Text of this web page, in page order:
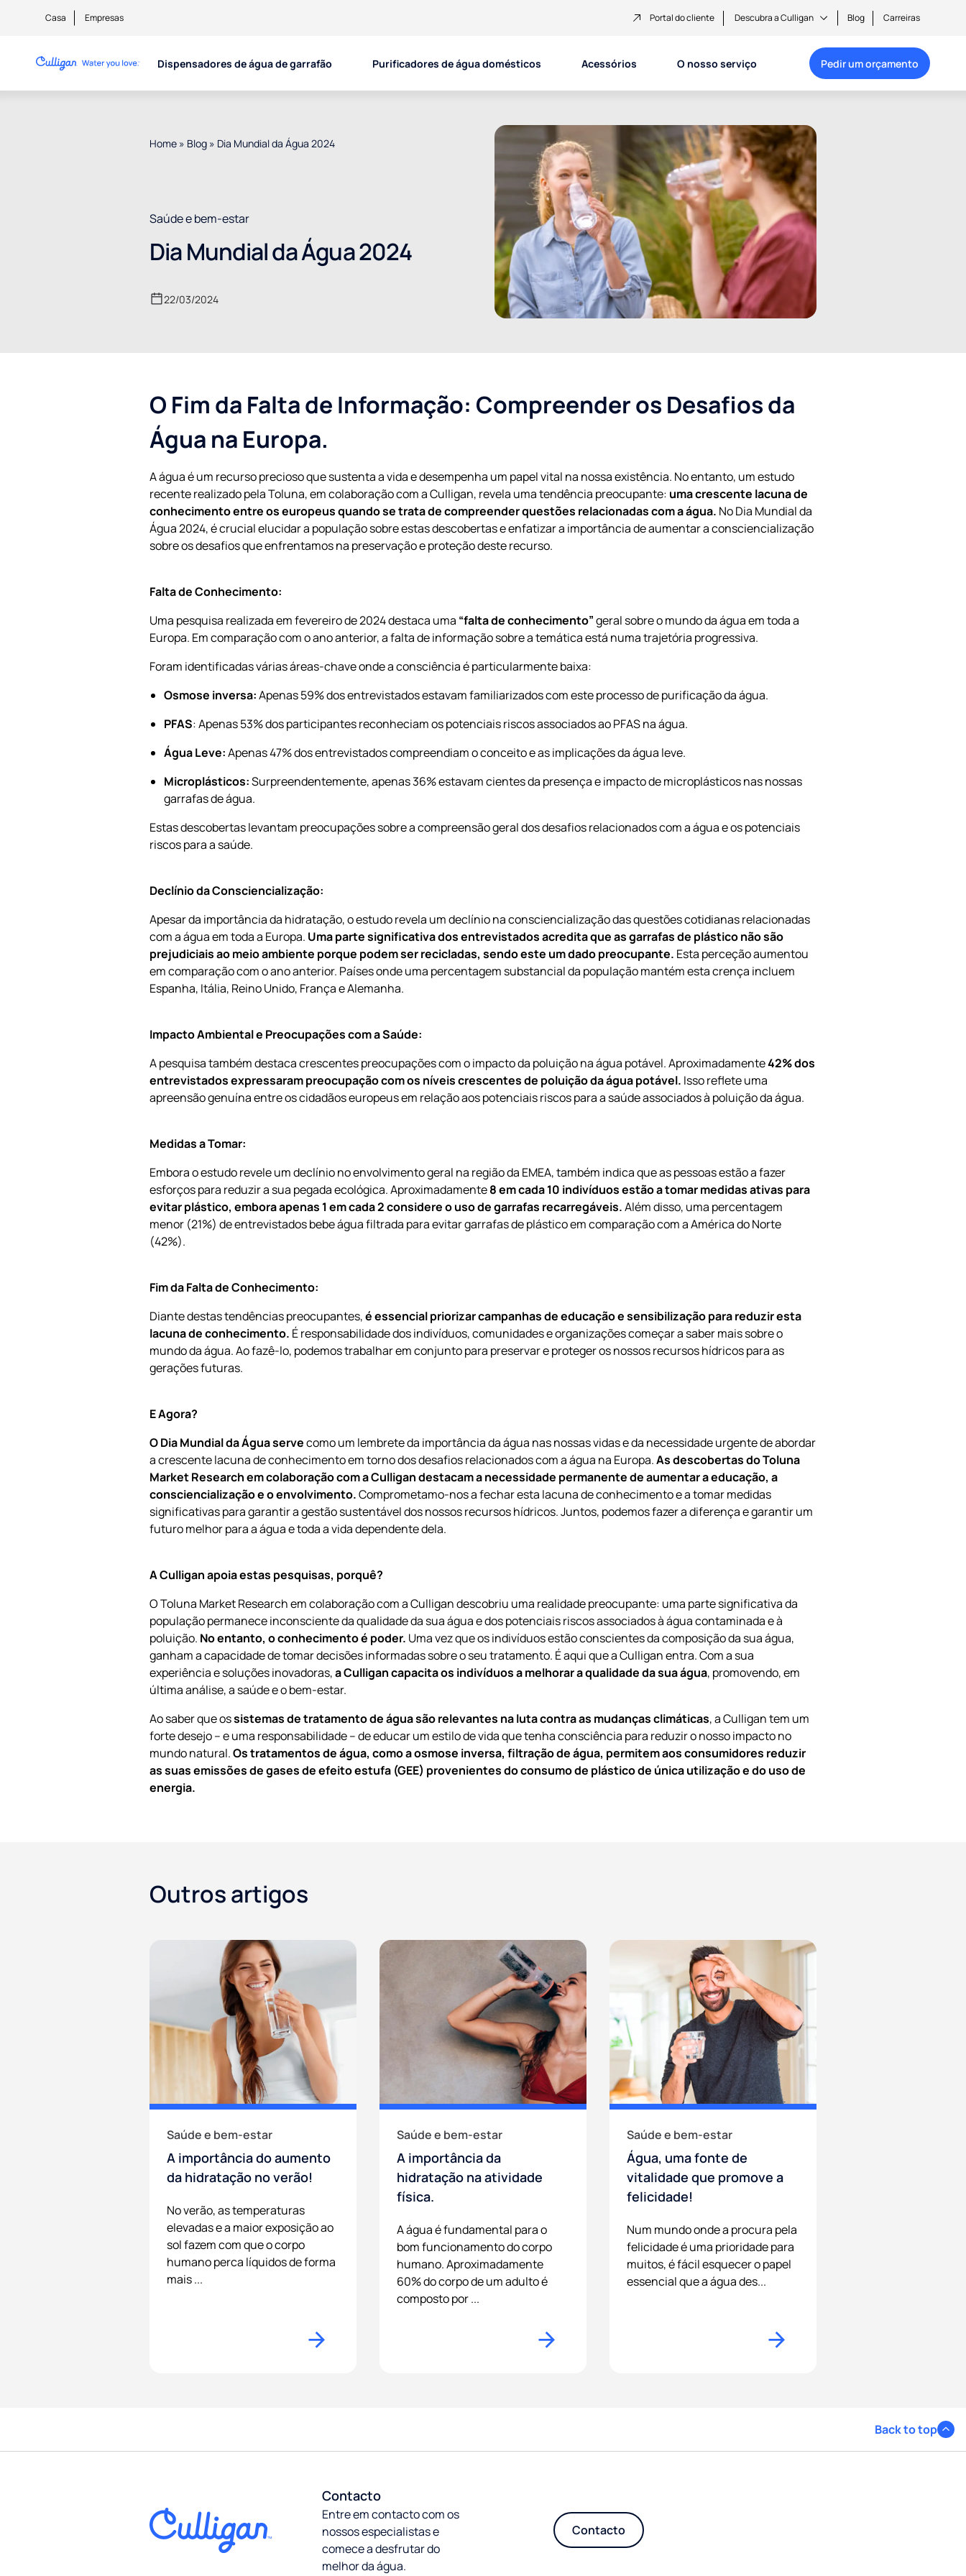
Casa Empresas Portal do cliente Descubra a Culligan Blog Carreiras
Dispensadores de água de garrafão Purificadores de água domésticos Acessórios O nosso serviço Pedir um orçamento
Home » Blog » Dia Mundial da Água 2024
Saúde e bem-estar
Dia Mundial da Água 2024
22/03/2024
O Fim da Falta de Informação: Compreender os Desafios da
Água na Europa.
A água é um recurso precioso que sustenta a vida e desempenha um papel vital na nossa existência. No entanto, um estudo
recente realizado pela Toluna, em colaboração com a Culligan, revela uma tendência preocupante: uma crescente lacuna de
conhecimento entre os europeus quando se trata de compreender questões relacionadas com a água. No Dia Mundial da
Água 2024, é crucial elucidar a população sobre estas descobertas e enfatizar a importância de aumentar a consciencialização
sobre os desafios que enfrentamos na preservação e proteção deste recurso.
Falta de Conhecimento:
Uma pesquisa realizada em fevereiro de 2024 destaca uma “falta de conhecimento”geral sobre o mundo da água em toda a
Europa. Em comparação com o ano anterior, a falta de informação sobre a temática está numa trajetória progressiva.
Foram identificadas várias áreas-chave onde a consciência é particularmente baixa:
Osmose inversa:Apenas 59% dos entrevistados estavam familiarizados com este processo de purificação da água.
PFAS: Apenas 53% dos participantes reconheciam os potenciais riscos associados ao PFAS na água.
Água Leve:Apenas 47% dos entrevistados compreendiam o conceito e as implicações da água leve.
Microplásticos:Surpreendentemente, apenas 36% estavam cientes da presença e impacto de microplásticos nas nossas
garrafas de água.
Estas descobertas levantam preocupações sobre a compreensão geral dos desafios relacionados com a água e os potenciais
riscos para a saúde.
Declínio da Consciencialização:
Apesar da importância da hidratação, o estudo revela um declínio na consciencialização das questões cotidianas relacionadas
com a água em toda a Europa. Uma parte significativa dos entrevistados acredita que as garrafas de plástico não são
prejudiciais ao meio ambiente porque podem ser recicladas, sendo este um dado preocupante. Esta perceção aumentou
em comparação com o ano anterior. Países onde uma percentagem substancial da população mantém esta crença incluem
Espanha, Itália, Reino Unido, França e Alemanha.
Impacto Ambiental e Preocupações com a Saúde:
A pesquisa também destaca crescentes preocupações com o impacto da poluição na água potável. Aproximadamente42% dos
entrevistados expressaram preocupação com os níveis crescentes de poluição da água potável. Isso reflete uma
apreensão genuína entre os cidadãos europeus em relação aos potenciais riscos para a saúde associados à poluição da água.
Medidas a Tomar:
Embora o estudo revele um declínio no envolvimento geral na região da EMEA, também indica que as pessoas estão a fazer
esforços para reduzir a sua pegada ecológica. Aproximadamente8 em cada 10 indivíduos estão a tomar medidas ativas para
evitar plástico, embora apenas 1 em cada 2 considere o uso de garrafas recarregáveis.Além disso, uma percentagem
menor (21%) de entrevistados bebe água filtrada para evitar garrafas de plástico em comparação com a América do Norte
(42%).
Fim da Falta de Conhecimento:
Diante destas tendências preocupantes,é essencial priorizar campanhas de educação e sensibilização para reduzir esta
lacuna de conhecimento. É responsabilidade dos indivíduos, comunidades e organizações começar a saber mais sobre o
mundo da água. Ao fazê-lo, podemos trabalhar em conjunto para preservar e proteger os nossos recursos hídricos para as
gerações futuras.
E Agora?
O Dia Mundial da Água servecomo um lembrete da importância da água nas nossas vidas e da necessidade urgente de abordar
a crescente lacuna de conhecimento em torno dos desafios relacionados com a água na Europa.As descobertas do Toluna
Market Research em colaboração com a Culligan destacam a necessidade permanente de aumentar a educação, a
consciencialização e o envolvimento.Comprometamo-nos a fechar esta lacuna de conhecimento e a tomar medidas
significativas para garantir a gestão sustentável dos nossos recursos hídricos. Juntos, podemos fazer a diferença e garantir um
futuro melhor para a água e toda a vida dependente dela.
A Culligan apoia estas pesquisas, porquê?
O Toluna Market Research em colaboração com a Culligan descobriu uma realidade preocupante: uma parte significativa da
população permanece inconsciente da qualidade da sua água e dos potenciais riscos associados à água contaminada e à
poluição. No entanto, o conhecimento é poder. Uma vez que os indivíduos estão conscientes da composição da sua água,
ganham a capacidade de tomar decisões informadas sobre o seu tratamento. É aqui que a Culligan entra. Com a sua
experiência e soluções inovadoras,a Culligan capacita os indivíduos a melhorar a qualidade da sua água, promovendo, em
última análise, a saúde e o bem-estar.
Ao saber que ossistemas de tratamento de água são relevantes na luta contra as mudanças climáticas, a Culligan tem um
forte desejo – e uma responsabilidade – de educar um estilo de vida que tenha consciência para reduzir o nosso impacto no
mundo natural.Os tratamentos de água, como a osmose inversa, filtração de água, permitem aos consumidores reduzir
as suas emissões de gases de efeito estufa (GEE) provenientes do consumo de plástico de única utilização e do uso de
energia.
Outros artigos
Saúde e bem-estar
A importância do aumento
da hidratação no verão!
No verão, as temperaturas
elevadas e a maior exposição ao
sol fazem com que o corpo
humano perca líquidos de forma
mais ...
Saúde e bem-estar
A importância da
hidratação na atividade
física.
A água é fundamental para o
bom funcionamento do corpo
humano. Aproximadamente
60% do corpo de um adulto é
composto por ...
Saúde e bem-estar
Água, uma fonte de
vitalidade que promove a
felicidade!
Num mundo onde a procura pela
felicidade é uma prioridade para
muitos, é fácil esquecer o papel
essencial que a água des...
Back to top
Contacto
Entre em contacto com os
nossos especialistas e
comece a desfrutar do
melhor da água.
Contacto